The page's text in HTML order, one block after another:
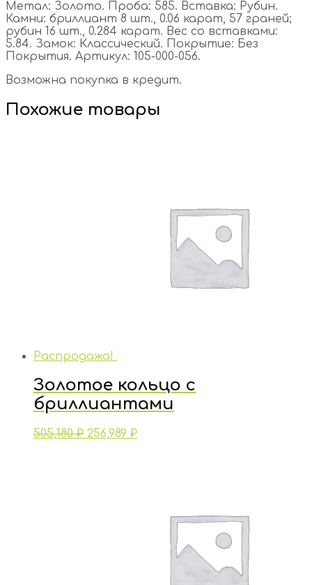
Метал: Золото. Проба: 585. Вставка: Рубин.
Камни: бриллиант 8 шт., 0.06 карат, 57 граней;
рубин 16 шт., 0.284 карат. Вес со вставками:
5.84. Замок: Классический. Покрытие: Без
Покрытия. Артикул: 105-000-056.
Возможна покупка в кредит.
Похожие товары
Распродажа!
Золотое кольцо с
бриллиантами
505,180₽ 256,989 ₽